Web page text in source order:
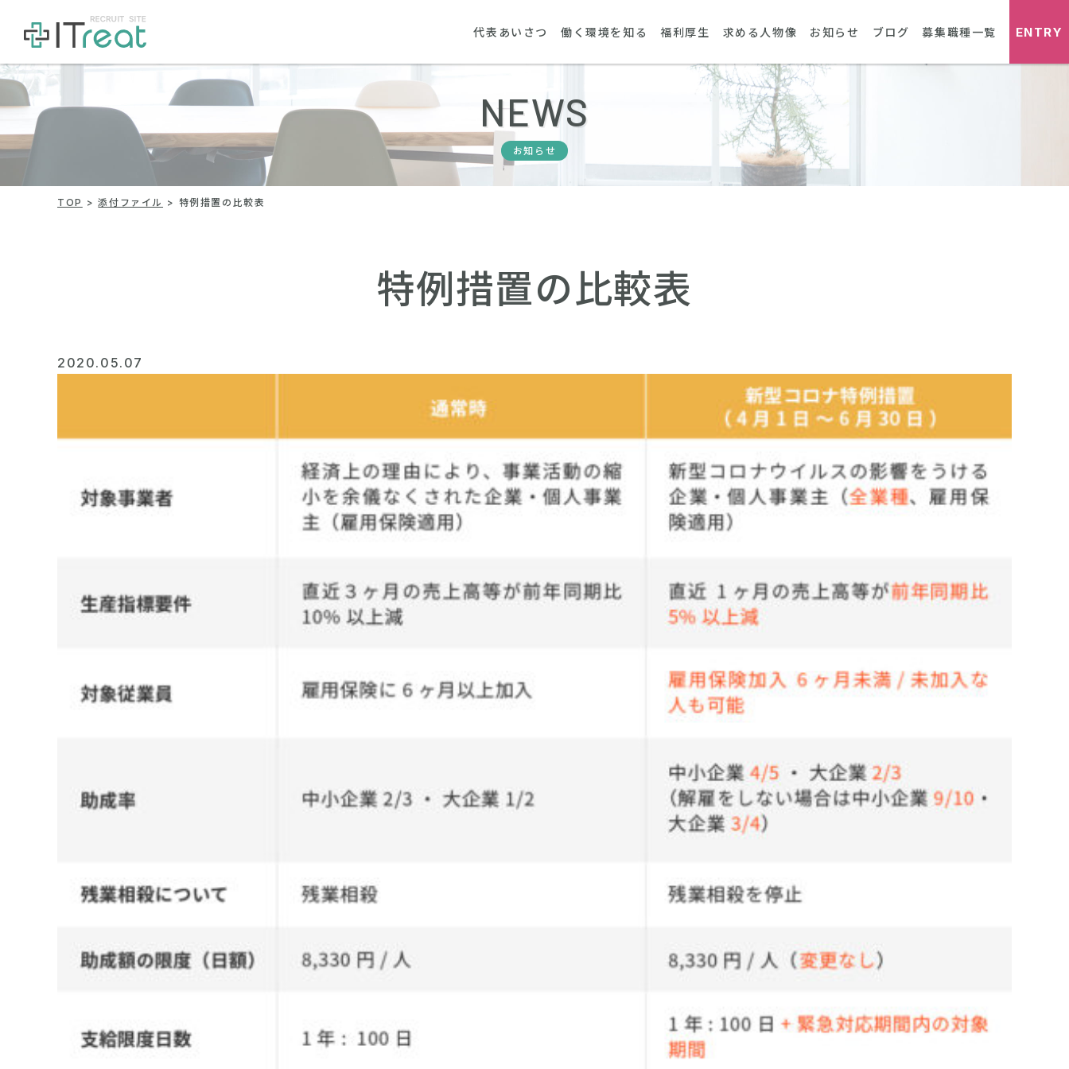
代表あいさつ 働く環境を知る 福利厚生 求める人物像 お知らせ ブログ 募集職種一覧 ENTRY
NEWS
お知らせ
TOP 添付ファイル 特例措置の比較表
特例措置の比較表
2020.05.07